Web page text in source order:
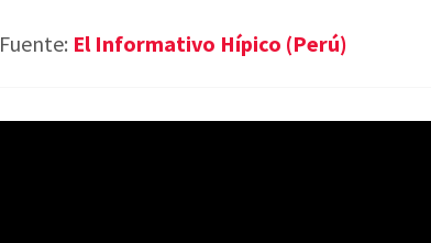
Fuente: El Informativo Hípico (Perú)